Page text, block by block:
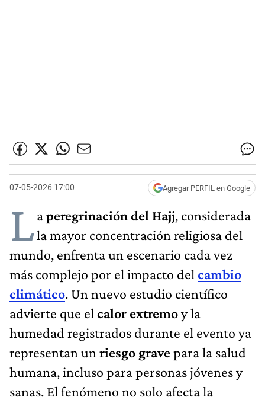
07-05-2026 17:00 Agregar PERFIL en Google
Laperegrinación del Hajj, considerada
la mayor concentración religiosa del
mundo, enfrenta un escenario cada vez
más complejo por el impacto del cambio
climático. Un nuevo estudio científico
advierte que el calor extremoy la
humedad registrados durante el evento ya
representan un riesgo gravepara la salud
humana, incluso para personas jóvenes y
sanas. El fenómeno no solo afecta la